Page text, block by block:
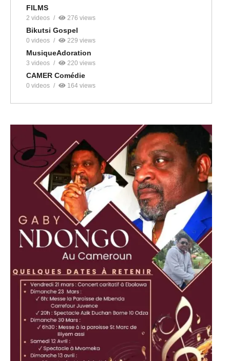
FILMS
2 videos 276 views
Bikutsi Gospel
0 videos 229 views
MusiqueAdoration
3 videos 220 views
CAMER Comédie
0 videos 164 views